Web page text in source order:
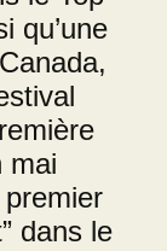
qu’une
mai
dans le